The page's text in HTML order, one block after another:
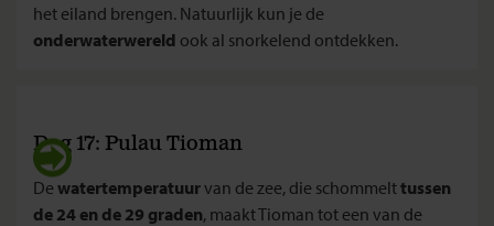
het eiland brengen. Natuurlijk kun je de
onderwaterwereld ook al snorkelend ontdekken.
Dag 17: Pulau Tioman
De watertemperatuurvan de zee, die schommelttussen
de 24 en de 29 graden, maakt Tioman tot een van de